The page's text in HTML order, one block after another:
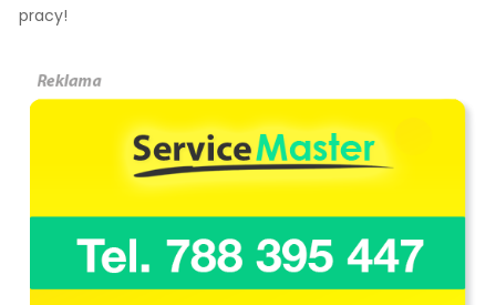
pracy!